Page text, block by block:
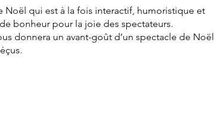
Noël qui est à la fois interactif, humoristique et
bonheur pour la joie des spectateurs.
donnera un avant-goût d’un spectacle de Noël